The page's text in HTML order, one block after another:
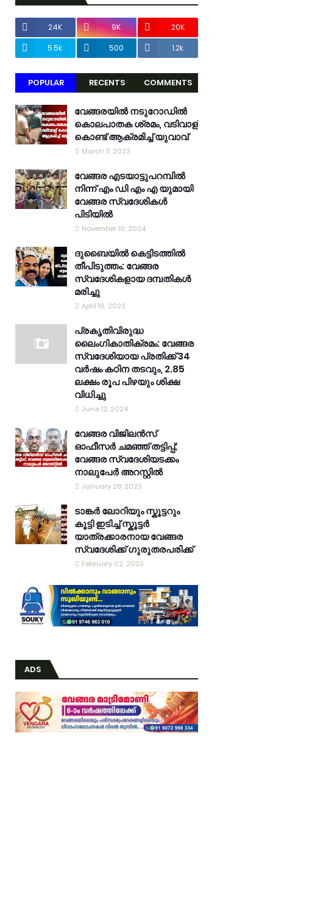
24K 9K
20K
5.5k
500 1.2k
POPULAR RECENTS COMMENTS
വേങ്ങരയിൽ നടുറോഡിൽ
കൊലപാതക ശ്രമം, വടിവാള്
കൊണ്ട് ആക്രമിച്ച് യുവാവ്
March 11, 2023
വേങ്ങര എടയാട്ടുപറമ്പിൽ
നിന്ന് എം ഡി എം എ യുമായി
വേങ്ങര സ്വദേശികൾ
പിടിയിൽ
November 10, 2024
ദുബൈയിൽ കെട്ടിടത്തിൽ
തീപിടുത്തം: വേങ്ങര
സ്വദേശികളായ ദമ്പതികൾ
മരിച്ചു
April 16, 2023
പ്രകൃതിവിരുദ്ധ
ലൈംഗികാതിക്രമം: വേങ്ങര
സ്വദേശിയായ പ്രതിക്ക് 34
വര്‍ഷം കഠിന തടവും, 2.85
ലക്ഷം രൂപ പിഴയും ശിക്ഷ
വിധിച്ചു
June 12, 2024
വേങ്ങര വിജിലൻസ്
ഓഫീസർ ചമഞ്ഞ് തട്ടിപ്പ്;
വേങ്ങര സ്വദേശിയടക്കം
നാലുപേർ അറസ്റ്റിൽ
January 28, 2023
ടാങ്കർ ലോറിയും സ്കൂട്ടറും
കൂട്ടി ഇടിച്ച് സ്കൂട്ടർ
യാത്രക്കാരനായ വേങ്ങര
സ്വദേശിക്ക് ഗുരുതരപരിക്ക്
February 02, 2023
ADS